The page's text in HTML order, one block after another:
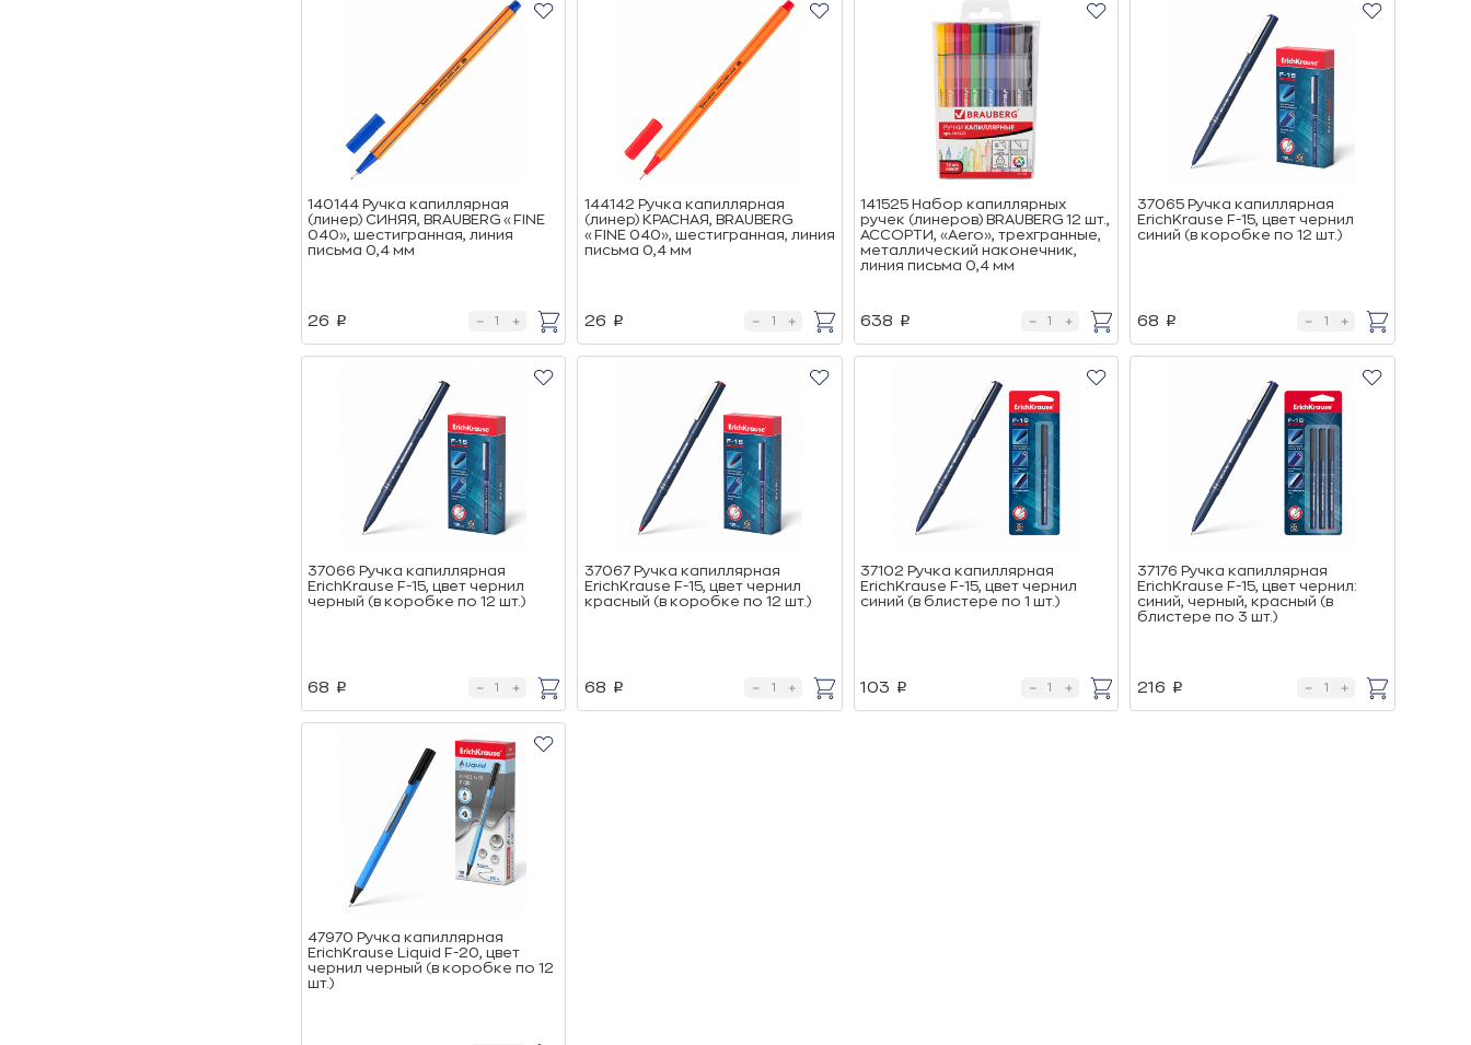
140144 Ручка капиллярная
(линер) СИНЯЯ, BRAUBERG «FINE
040», шестигранная, линия
письма 0,4 мм
26 p
144142 Ручка капиллярная
(линер) КРАСНАЯ, BRAUBERG
«FINE 040», шестигранная, линия
письма 0,4 мм
26 p
141525 Набор капиллярных
ручек (линеров) BRAUBERG 12 шт.,
АССОРТИ, «Aero», трехгранные,
металлический наконечник,
линия письма 0,4 мм
638 p
37065 Ручка капиллярная
ErichKrause F-15, цвет чернил
синий (в коробке по 12 шт.)
68 p
37066 Ручка капиллярная
ErichKrause F-15, цвет чернил
черный (в коробке по 12 шт.)
68 p
37067 Ручка капиллярная
ErichKrause F-15, цвет чернил
красный (в коробке по 12 шт.)
68 p
37102 Ручка капиллярная
ErichKrause F-15, цвет чернил
синий (в блистере по 1 шт.)
103 p
37176 Ручка капиллярная
ErichKrause F-15, цвет чернил:
синий, черный, красный (в
блистере по 3 шт.)
216 p
47970 Ручка капиллярная
ErichKrause Liquid F-20, цвет
чернил черный (в коробке по 12
шт.)